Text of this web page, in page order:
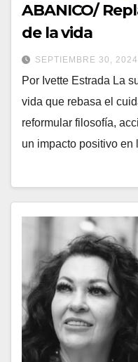
ABANICO/
de la vida
SEPTIEMBRE 30, 2024
Por Ivette Estrada La
vida que rebasa el
reformular filosofía,
un impacto positivo